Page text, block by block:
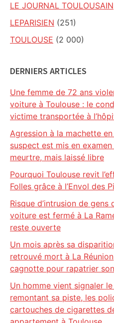
LE JOURNAL TOULOUSAIN
LEPARISIEN (251)
TOULOUSE (2 000)
DERNIERS ARTICLES
Une femme de 72 ans
voiture à Toulouse : le
victime transportée à
Agression à la machette
suspect est mis en
meurtre, mais laissé libre
Pourquoi Toulouse revit
Folles grâce à l’Envol des
Risque d’intrusion de
voiture est fermé à La
reste ouverte
Un mois après sa
retrouvé mort à La
cagnotte pour rapatrier
Un homme vient signaler
remontant sa piste, les
cartouches de cigarettes